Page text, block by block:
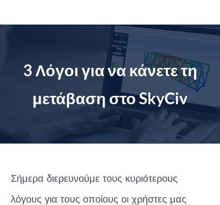
3 Λόγοι για να κάνετε τη
μετάβαση στο SkyCiv
Σήμερα διερευνούμε τους κυριότερους
λόγους για τους οποίους οι χρήστες μας